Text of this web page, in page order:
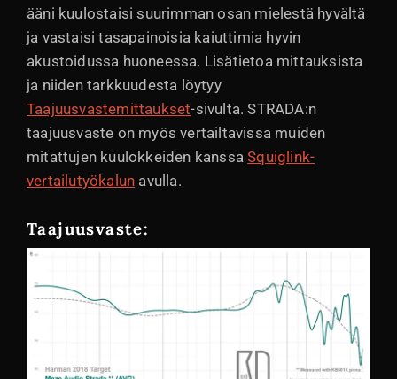
ääni kuulostaisi suurimman osan mielestä hyvältä
ja vastaisi tasapainoisia kaiuttimia hyvin
akustoidussa huoneessa. Lisätietoa mittauksista
ja niiden tarkkuudesta löytyy
Taajuusvastemittaukset-sivulta. STRADA:n
taajuusvaste on myös vertailtavissa muiden
mitattujen kuulokkeiden kanssaSquiglink-
vertailutyökalun avulla.
Taajuusvaste: